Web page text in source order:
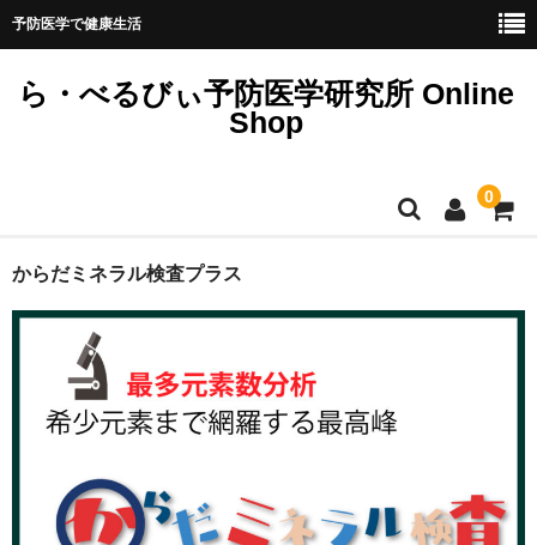
予防医学で健康生活
ら・べるびぃ予防医学研究所 Online
Shop
0
ホーム
ミネラル検査
その他検査
書籍
ヘアケア
からだミネラル検査プラス